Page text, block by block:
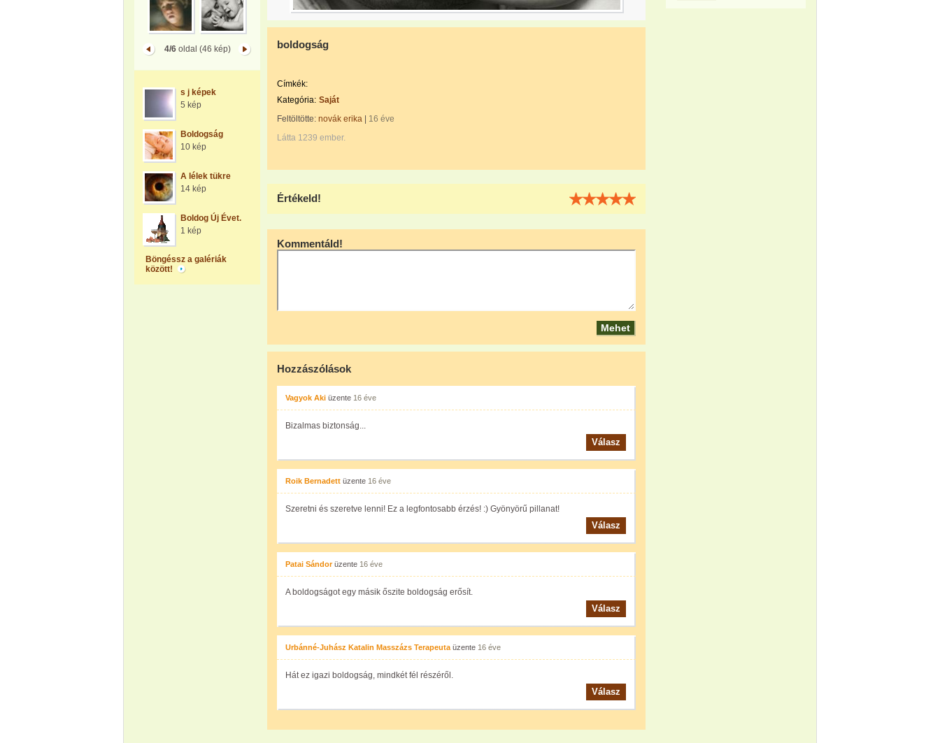
4/6oldal (46 kép)
s j képek
5 kép
Boldogság
10 kép
A lélek tükre
14 kép
Boldog Új Évet.
1 kép
Böngéssz a galériák
között!
boldogság
Címkék:
Kategória: Saját
Feltöltötte: novák erika
16 éve
Látta 1239 ember.
Értékeld!
Kommentáld!
Hozzászólások
Vagyok Aki üzente 16 éve
Bizalmas biztonság...
Válasz
Roik Bernadett üzente 16 éve
Szeretni és szeretve lenni! Ez a legfontosabb érzés! :) Gyönyörű pillanat!
Válasz
Patai Sándorüzente 16 éve
A boldogságot egy másik őszite boldogság erősít.
Válasz
Urbánné-Juhász Katalin Masszázs Terapeuta üzente 16 éve
Hát ez igazi boldogság, mindkét fél részéről.
Válasz